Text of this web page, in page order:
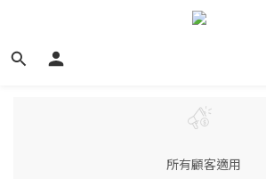
所有顧客適用